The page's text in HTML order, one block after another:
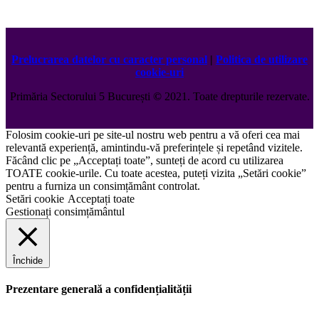
Prelucrarea datelor cu caracter personal | Politica de utilizare
cookie-uri
Primăria Sectorului 5 București ©️2021. Toate drepturile rezervate.
Folosim cookie-uri pe site-ul nostru web pentru a vă oferi cea mai
relevantă experiență, amintindu-vă preferințele și repetând vizitele.
Făcând clic pe „Acceptați toate”, sunteți de acord cu utilizarea
TOATE cookie-urile. Cu toate acestea, puteți vizita „Setări cookie”
pentru a furniza un consimțământ controlat.
Setări cookie Acceptați toate
Gestionați consimțământul
Închide
Prezentare generală a confidențialității